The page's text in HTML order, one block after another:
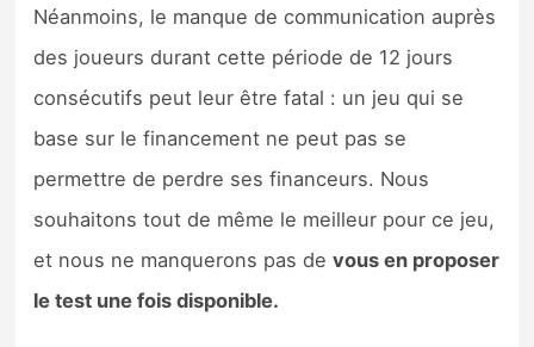
Néanmoins, le manque de communication auprès
des joueurs durant cette période de 12 jours
consécutifs peut leur être fatal : un jeu qui se
base sur le financement ne peut pas se
permettre de perdre ses financeurs. Nous
souhaitons tout de même le meilleur pour ce jeu,
et nous ne manquerons pas devous en proposer
le test une fois disponible.